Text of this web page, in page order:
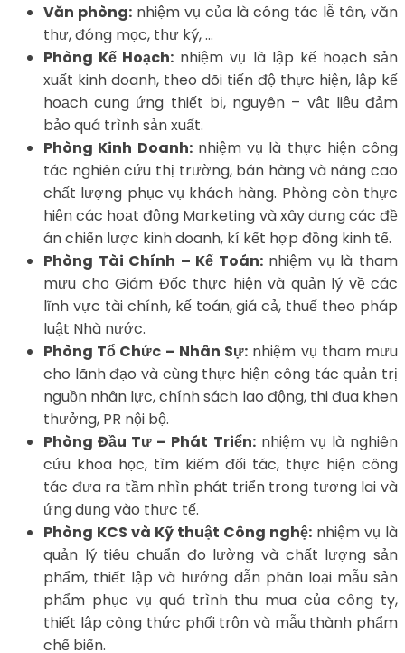
Văn phòng: nhiệm vụ của là công tác lễ tân, văn
thư, đóng mọc, thư ký, …
Phòng Kế Hoạch: nhiệm vụ là lập kế hoạch sản
xuất kinh doanh, theo dõi tiến độ thực hiện, lập kế
hoạch cung ứng thiết bị, nguyên – vật liệu đảm
bảo quá trình sản xuất.
Phòng Kinh Doanh:nhiệm vụ là thực hiện công
tác nghiên cứu thị trường, bán hàng và nâng cao
chất lượng phục vụ khách hàng. Phòng còn thực
hiện các hoạt động Marketing và xây dựng các đề
án chiến lược kinh doanh, kí kết hợp đồng kinh tế.
Phòng Tài Chính – Kế Toán:nhiệm vụ là tham
mưu cho Giám Đốc thực hiện và quản lý về các
lĩnh vực tài chính, kế toán, giá cả, thuế theo pháp
luật Nhà nước.
Phòng Tổ Chức – Nhân Sự: nhiệm vụ tham mưu
cho lãnh đạo và cùng thực hiện công tác quản trị
nguồn nhân lực, chính sách lao động, thi đua khen
thưởng, PR nội bộ.
Phòng Đầu Tư – Phát Triển:nhiệm vụ là nghiên
cứu khoa học, tìm kiếm đối tác, thực hiện công
tác đưa ra tầm nhìn phát triển trong tương lai và
ứng dụng vào thực tế.
Phòng KCS và Kỹ thuật Công nghệ: nhiệm vụ là
quản lý tiêu chuẩn đo lường và chất lượng sản
phẩm, thiết lập và hướng dẫn phân loại mẫu sản
phẩm phục vụ quá trình thu mua của công ty,
thiết lập công thức phối trộn và mẫu thành phẩm
chế biến.